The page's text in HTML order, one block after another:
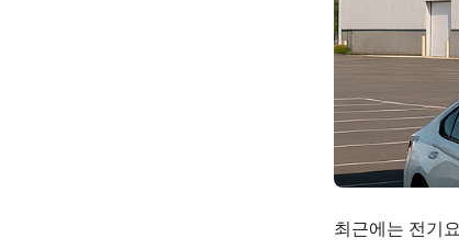
최근에는 전기